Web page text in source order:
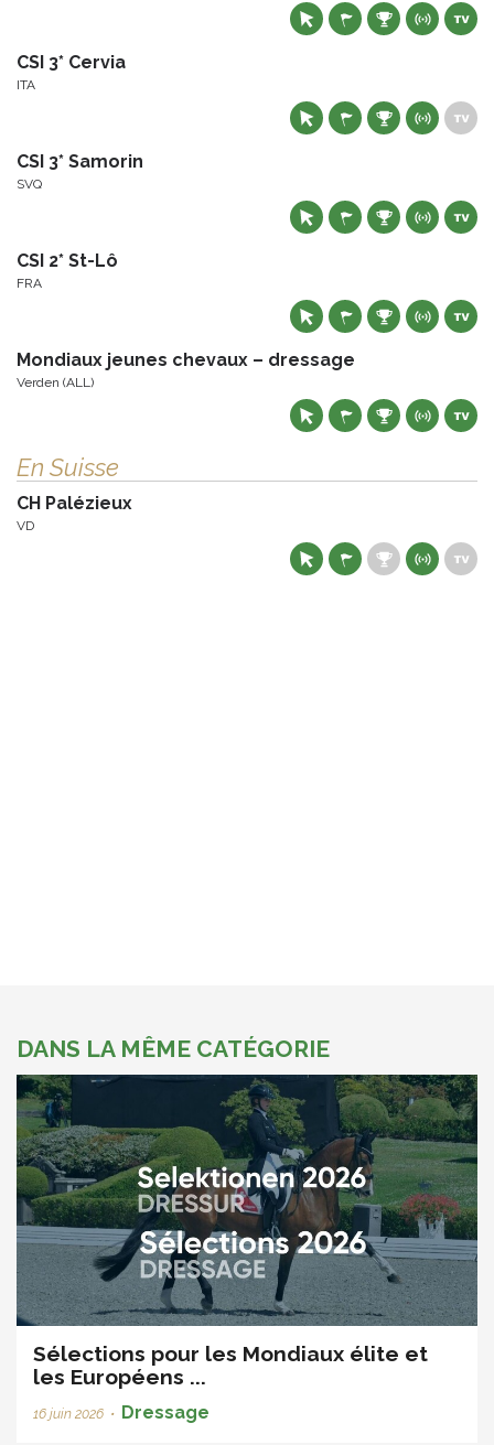
CSI 3* Cervia
ITA
CSI 3* Samorin
SVQ
CSI 2* St-Lô
FRA
Mondiaux jeunes chevaux – dressage
Verden (ALL)
En Suisse
CH Palézieux
VD
DANS LA MÊME CATÉGORIE
Sélections pour les Mondiaux élite et
les Européens ...
16 juin 2026 • Dressage